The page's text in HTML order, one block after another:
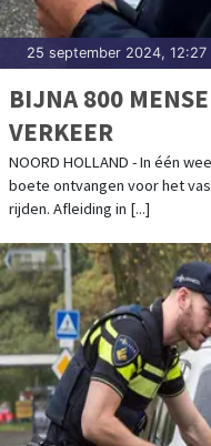
25 september 2024, 12:27
BIJNA 800
VERKEER
NOORD HOLLAND - In één
boete ontvangen voor het
rijden. Afleiding in [...]